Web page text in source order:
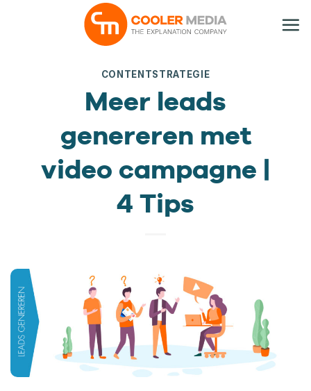
CONTENTSTRATEGIE
Meer leads
genereren met
video campagne |
4 Tips